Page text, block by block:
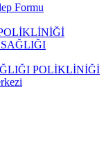
Formu
POLİKLİNİĞİ